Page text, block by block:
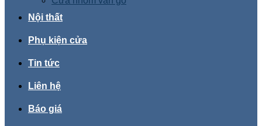
Nội thất
Phụ kiện cửa
Tin tức
Liên hệ
Báo giá